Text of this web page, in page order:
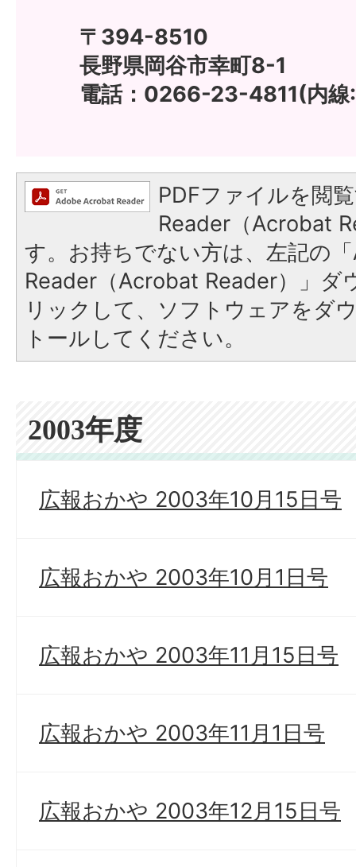
〒394-8510
長野県岡谷市幸町8-1
電話：0266-23-4811(内
PDFファイルを閲
Reader（Acrobat
す。お持ちでない方は、左記の
Reader（Acrobat Reader）」ダ
リックして、ソフトウェアをダ
トールしてください。
2003年度
広報おかや 2003年10月15日号
広報おかや 2003年10月1日号
広報おかや 2003年11月15日号
広報おかや 2003年11月1日号
広報おかや 2003年12月15日号